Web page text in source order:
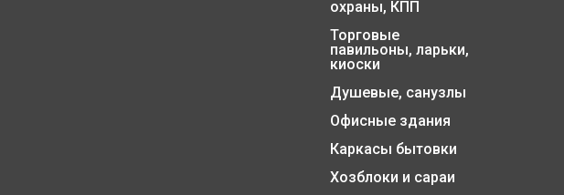
охраны, КПП
Торговые
павильоны, ларьки,
киоски
Душевые, санузлы
Офисные здания
Каркасы бытовки
Хозблоки и сараи